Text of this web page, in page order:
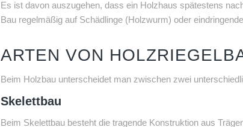
Es ist davon auszugehen, dass ein Holzhaus spätestens
Bau regelmäßig auf Schädlinge (Holzwurm) oder
ARTEN VON
Beim Holzbau unterscheidet man zwischen zwei
Skelettbau
Beim Skelettbau besteht die tragende Konstruktion aus